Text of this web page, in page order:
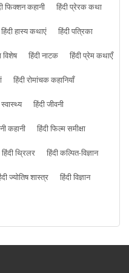
फिक्शन कहानी
हिंदी प्रेरक कथा
हिंदी हास्य कथाएं
हिंदी पत्रिका
विशेष हिंदी नाटक
हिंदी प्रेम कथाएँ
हिंदी रोमांचक कहानियाँ
स्वास्थ्य
हिंदी जीवनी
कहानी
हिंदी फिल्म समीक्षा
हिंदी थ्रिलर
हिंदी कल्पित-विज्ञान
ज्योतिष शास्त्र
हिंदी विज्ञान